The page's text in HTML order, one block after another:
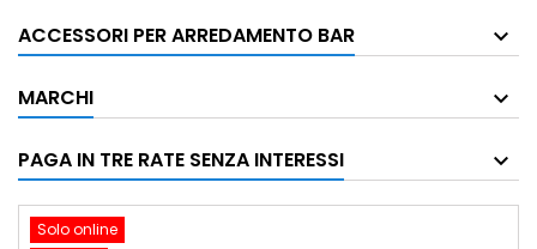
ACCESSORI PER ARREDAMENTO BAR
MARCHI
PAGA IN TRE RATE SENZA INTERESSI
Solo online